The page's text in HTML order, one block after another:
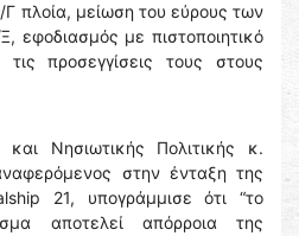
πλοία, μείωση του εύρους των
εφοδιασμός με πιστοποιητικό
προσεγγίσεις τους στους
Νησιωτικής Πολιτικής κ.
στην ένταξη της
21, υπογράμμισε ότι “το
αποτελεί απόρροια της